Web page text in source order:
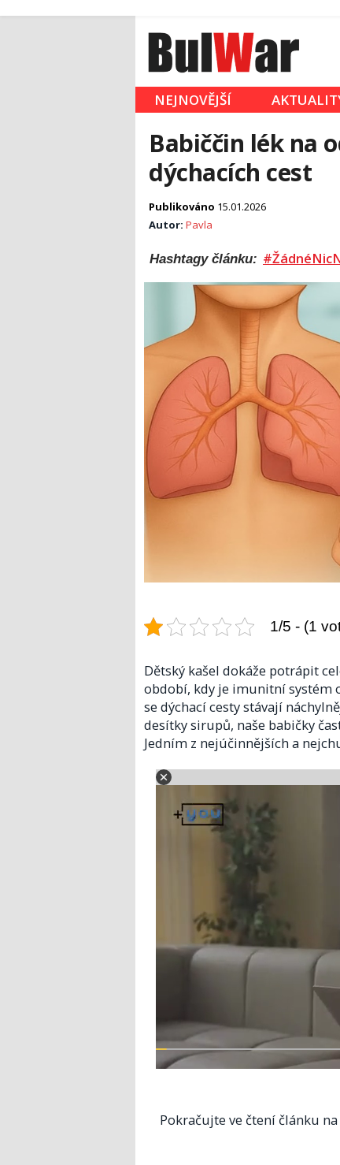
NEJNOVĚJŠÍ
Babiččin lék na
dýchacích cest
Publikováno 15.01.2026
Autor: Pavla
Hashtagy článku:
1/5 - (1
Dětský kašel dokáže potrápit
období, kdy je imunitní systém
se dýchací cesty stávají
desítky sirupů, naše babičky
Jedním z nejúčinnějších a
Pokračujte ve čtení článku